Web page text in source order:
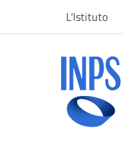
L'Istituto